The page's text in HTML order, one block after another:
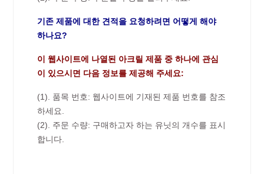
기존 제품에 대한 견적을 요청하려면 어떻게 해야
하나요?
이 웹사이트에 나열된 아크릴 제품 중 하나에 관심
이 있으시면 다음 정보를 제공해 주세요:
(1). 품목 번호: 웹사이트에 기재된 제품 번호를 참조
하세요.
(2). 주문 수량: 구매하고자 하는 유닛의 개수를 표시
합니다.